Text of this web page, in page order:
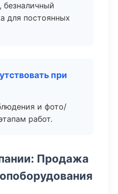
безналичный
для постоянных
при
и фото/
работ.
Продажа